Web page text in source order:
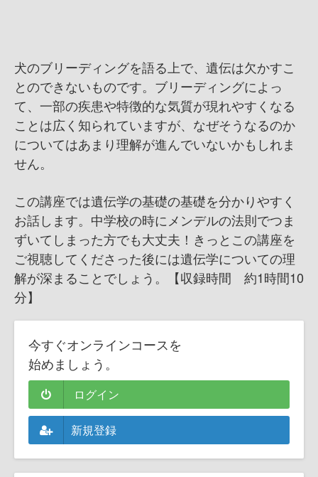
犬のブリーディングを語る上で、遺伝は欠かすこ
とのできないものです。ブリーディングによっ
て、一部の疾患や特徴的な気質が現れやすくなる
ことは広く知られていますが、なぜそうなるのか
についてはあまり理解が進んでいないかもしれま
せん。
この講座では遺伝学の基礎の基礎を分かりやすく
お話します。中学校の時にメンデルの法則でつま
ずいてしまった方でも大丈夫！きっとこの講座を
ご視聴してくださった後には遺伝学についての理
解が深まることでしょう。【収録時間 約1時間10
分】
今すぐオンラインコースを
始めましょう。
ログイン
新規登録